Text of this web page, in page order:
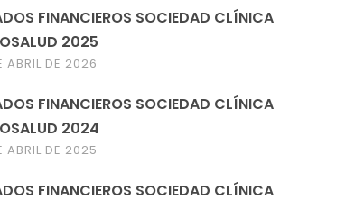
FINANCIEROS SOCIEDAD CLÍNICA
2025
ABRIL DE 2026
FINANCIEROS SOCIEDAD CLÍNICA
2024
ABRIL DE 2025
FINANCIEROS SOCIEDAD CLÍNICA